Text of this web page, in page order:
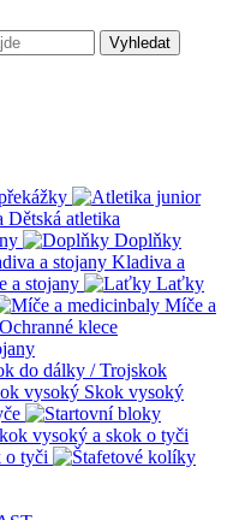
Vyhledat
Dětská atletika
Doplňky
Kladiva a
a stojany
Laťky
Míče a
Ochranné klece
do dálky / Trojskok
Skok vysoký
o tyči